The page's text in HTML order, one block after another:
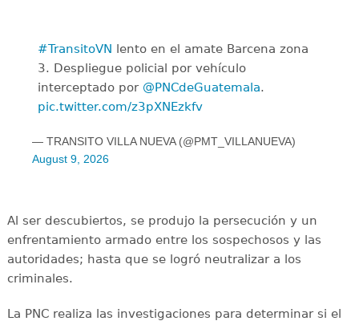
#TransitoVN lento en el amate Barcena zona
3. Despliegue policial por vehículo
interceptado por @PNCdeGuatemala.
pic.twitter.com/z3pXNEzkfv
— TRANSITO VILLA NUEVA (@PMT_VILLANUEVA)
August 9, 2026
Al ser descubiertos, se produjo la persecución y un
enfrentamiento armado entre los sospechosos y las
autoridades; hasta que se logró neutralizar a los
criminales.
La PNC realiza las investigaciones para determinar si el